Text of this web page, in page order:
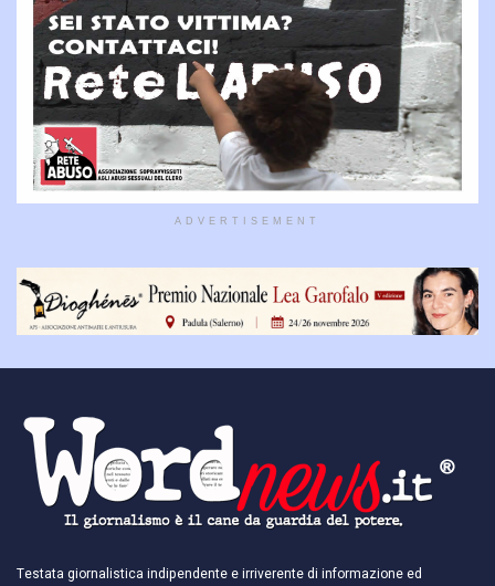
ADVERTISEMENT
Testata giornalistica indipendente e irriverente di informazione ed